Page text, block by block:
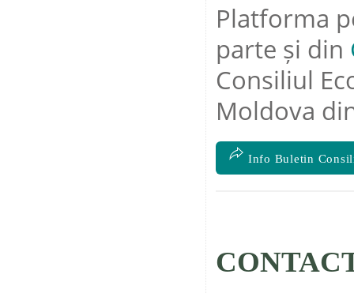
Platforma
parte și din
Consiliul
Moldova
Info Buletin